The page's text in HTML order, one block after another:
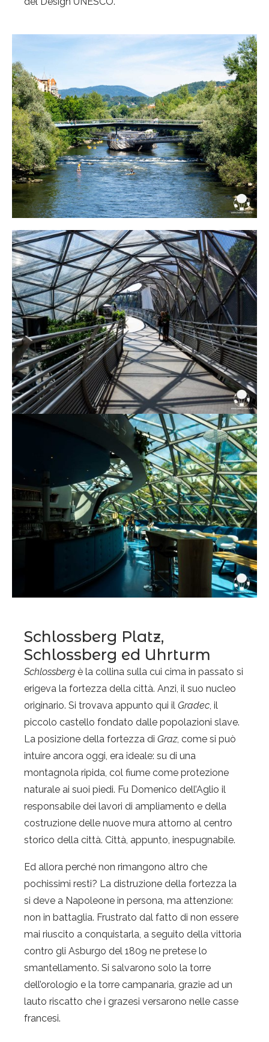
Schlossberg Platz,
Schlossberg ed Uhrturm
Schlossberg è la collina sulla cui cima in passato si
erigeva la fortezza della città. Anzi, il suo nucleo
originario. Si trovava appunto qui il Gradec, il
piccolo castello fondato dalle popolazioni slave.
La posizione della fortezza di Graz, come si può
intuire ancora oggi, era ideale: su di una
montagnola ripida, col fiume come protezione
naturale ai suoi piedi. Fu Domenico dell’Aglio il
responsabile dei lavori di ampliamento e della
costruzione delle nuove mura attorno al centro
storico della città. Città, appunto, inespugnabile.
Ed allora perché non rimangono altro che
pochissimi resti? La distruzione della fortezza la
si deve a Napoleone in persona, ma attenzione:
non in battaglia. Frustrato dal fatto di non essere
mai riuscito a conquistarla, a seguito della vittoria
contro gli Asburgo del 1809 ne pretese lo
smantellamento. Si salvarono solo la torre
dell’orologio e la torre campanaria, grazie ad un
lauto riscatto che i grazesi versarono nelle casse
francesi.